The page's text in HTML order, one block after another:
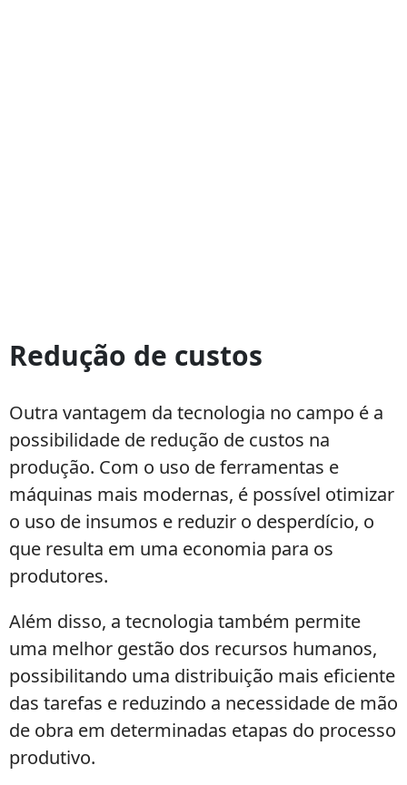
Redução de custos
Outra vantagem da tecnologia no campo é a
possibilidade de redução de custos na
produção. Com o uso de ferramentas e
máquinas mais modernas, é possível otimizar
o uso de insumos e reduzir o desperdício, o
que resulta em uma economia para os
produtores.
Além disso, a tecnologia também permite
uma melhor gestão dos recursos humanos,
possibilitando uma distribuição mais eficiente
das tarefas e reduzindo a necessidade de mão
de obra em determinadas etapas do processo
produtivo.